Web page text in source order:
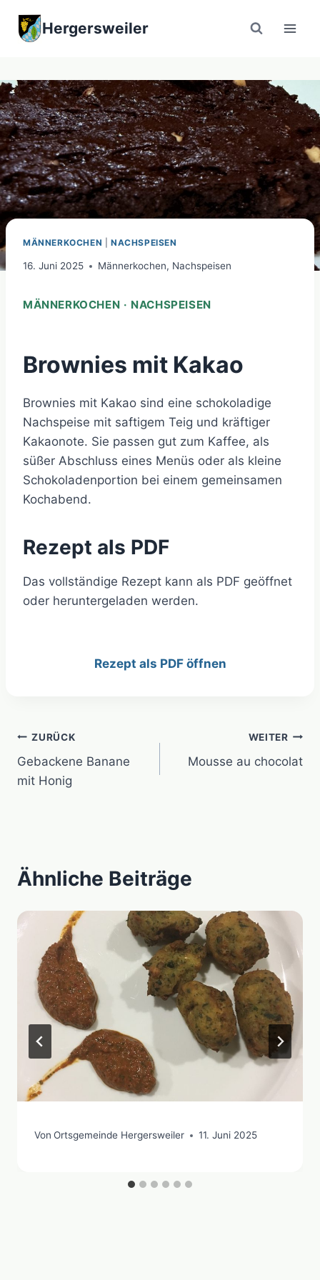
Inhalt
Hergersweiler
MÄNNERKOCHEN NACHSPEISEN
16. Juni 2025 Männerkochen, Nachspeisen
MÄNNERKOCHEN · NACHSPEISEN
Brownies mit Kakao
Brownies mit Kakao sind eine schokoladige
Nachspeise mit saftigem Teig und kräftiger
Kakaonote. Sie passen gut zum Kaffee, als
süßer Abschluss eines Menüs oder als kleine
Schokoladenportion bei einem gemeinsamen
Kochabend.
Rezept als PDF
Das vollständige Rezept kann als PDF geöffnet
oder heruntergeladen werden.
Rezept als PDF öffnen
Beitragsnavigation
ZURÜCK
Gebackene Banane
mit Honig
WEITER
Mousse au chocolat
Ähnliche Beiträge
Von Ortsgemeinde Hergersweiler 11. Juni 2025